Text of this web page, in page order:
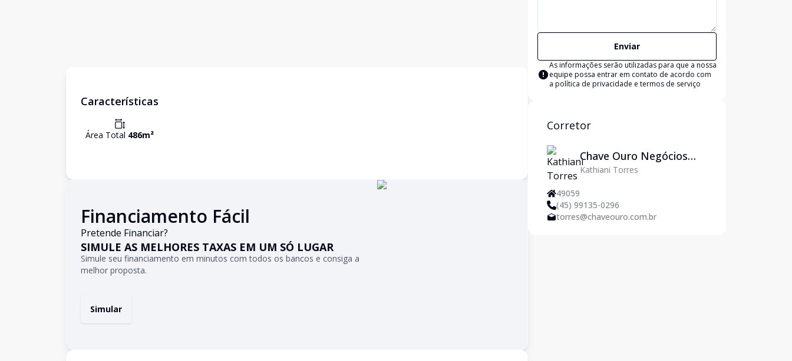
Características
Área Total 486m²
Financiamento Fácil
Pretende Financiar?
SIMULE AS MELHORES TAXAS EM UM SÓ LUGAR
Simule seu financiamento em minutos com todos os bancos e consiga a
melhor proposta.
Simular
Enviar
As informações serão utilizadas para que a nossa
equipe possa entrar em contato de acordo com
a política de privacidade e termos de serviço
Corretor
Chave Ouro Negócios
Imobiliários
Kathiani Torres
49059
(45) 99135-0296
torres@chaveouro.com.br